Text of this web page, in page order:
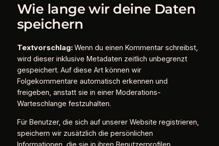
Wie lange wir deine Daten
speichern
Textvorschlag:Wenn du einen Kommentar schreibst,
wird dieser inklusive Metadaten zeitlich unbegrenzt
gespeichert. Auf diese Art können wir
Folgekommentare automatisch erkennen und
freigeben, anstatt sie in einer Moderations-
Warteschlange festzuhalten.
Für Benutzer, die sich auf unserer Website registrieren,
speichern wir zusätzlich die persönlichen